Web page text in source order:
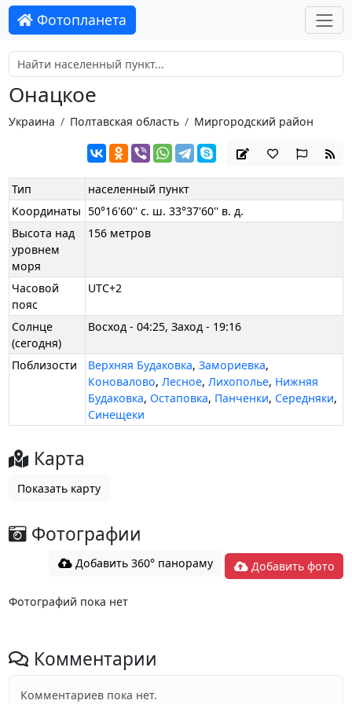
Фотопланета
Онацкое
Украина Полтавская область Миргородский район
Тип
населенный пункт
Координаты 50°16'60'' с. ш. 33°37'60'' в. д.
Высота над
уровнем
моря
156 метров
Часовой
пояс
UTC+2
Солнце
(сегодня)
Восход - 04:25, Заход - 19:16
Поблизости Верхняя Будаковка,Замориевка,
Коновалово,Лесное,Лихополье, Нижняя
Будаковка,Остаповка, Панченки, Середняки,
Синещеки
Карта
Показать карту
Фотографии
Добавить 360° панораму Добавить фото
Фотографий пока нет
Комментарии
Комментариев пока нет.